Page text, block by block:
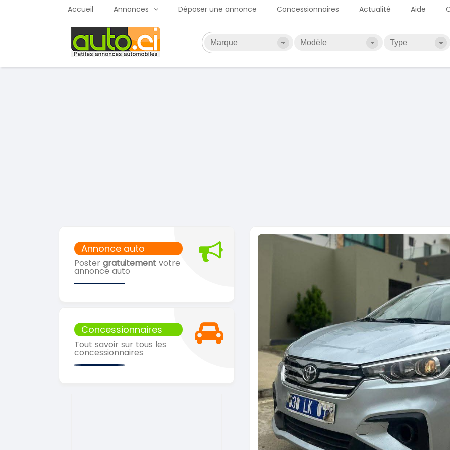
Accueil Annonces Déposer une annonce Concessionnaires Actualité Aide
Annonce auto
Poster gratuitement votre
annonce auto
Concessionnaires
Tout savoir sur tous les
concessionnaires
Previous